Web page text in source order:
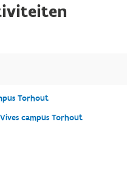
Torhout
campus Torhout